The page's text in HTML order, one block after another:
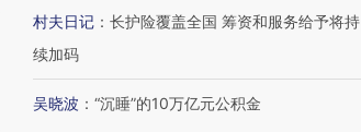
村夫日记 ： 长护险覆盖全国 筹资和服务给予将持
续加码
吴晓波 ： “沉睡”的10万亿元公积金